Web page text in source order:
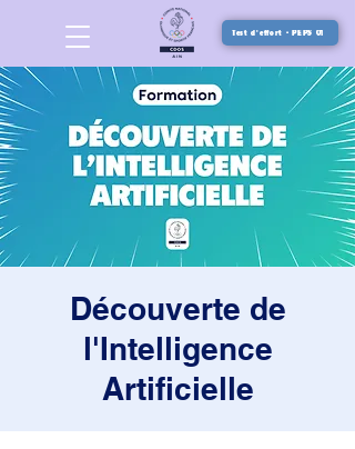
Test d'effort - PEPS 01
Découverte de
l'Intelligence
Artificielle